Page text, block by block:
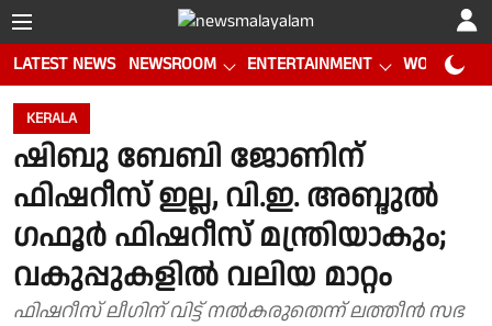
LATEST NEWS NEWSROOM ENTERTAINMENT WORLD CUP
KERALA
ഷിബു ബേബി ജോണിന്
ഫിഷറീസ് ഇല്ല, വി.ഇ. അബ്ദുല്‍
ഗഫൂര്‍ ഫിഷറീസ് മന്ത്രിയാകും;
വകുപ്പുകളിൽ വലിയ മാറ്റം
ഫിഷറീസ് ലീഗിന് വിട്ട് നൽകരുതെന്ന് ലത്തീൻ സഭ